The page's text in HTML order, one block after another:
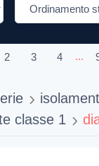
2 3 4 ...
classe 1